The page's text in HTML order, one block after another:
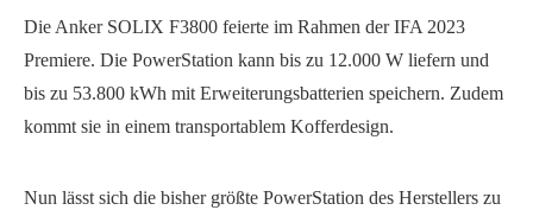
Die Anker SOLIX F3800 feierte im Rahmen der IFA 2023
Premiere. Die PowerStation kann bis zu 12.000 W liefern und
bis zu 53.800 kWh mit Erweiterungsbatterien speichern. Zudem
kommt sie in einem transportablem Kofferdesign.
Nun lässt sich die bisher größte PowerStation des Herstellers zu